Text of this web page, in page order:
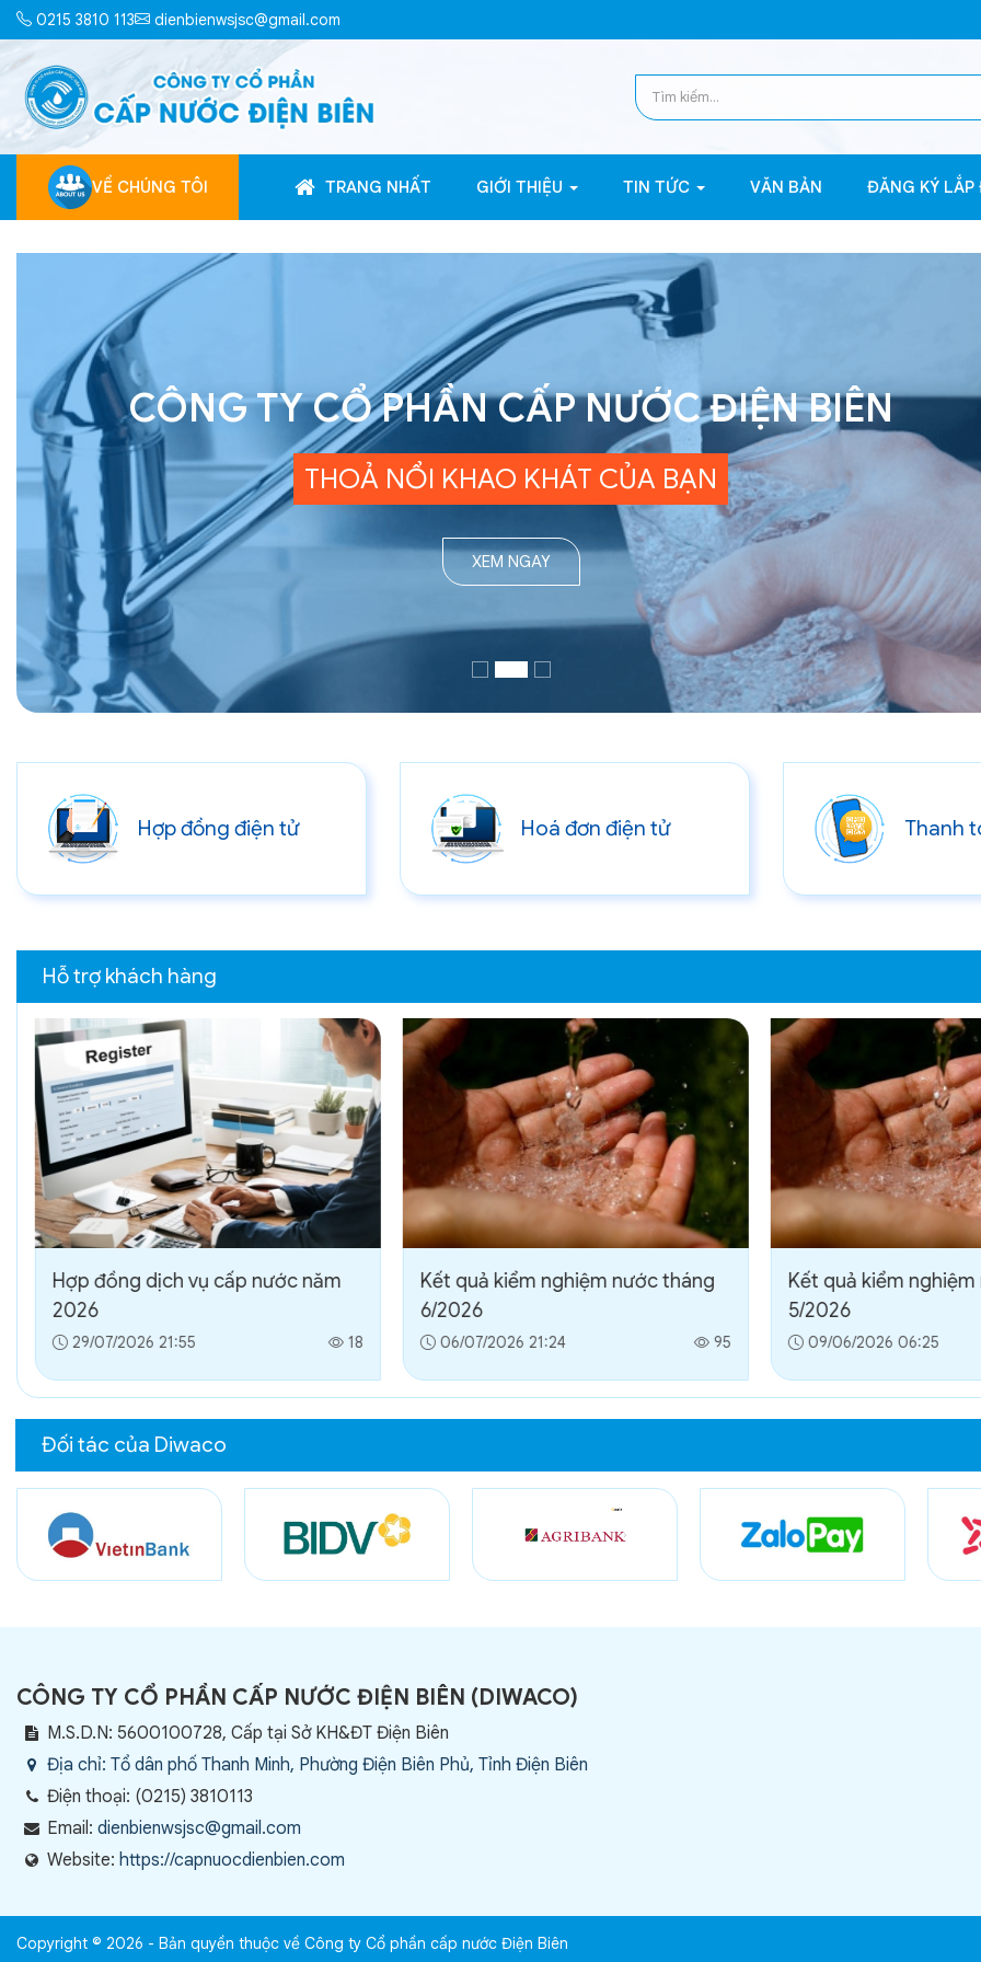
0215 3810 113 dienbienwsjsc@gmail.com
VỀ CHÚNG TÔI TRANG NHẤT GIỚI THIỆU TIN TỨC VĂN BẢN ĐĂNG KÝ LẮP
CÔNG TY CỔ PHẦN CẤP NƯỚC ĐIỆN BIÊN
THOẢ NỔI KHAO KHÁT CỦA BẠN
XEM NGAY
Hợp đồng điện tử Hoá đơn điện tử Thanh
Hỗ trợ khách hàng
Hợp đồng dịch vụ cấp nước năm
2026
29/07/2026 21:55 18
Kết quả kiểm nghiệm nước tháng
6/2026
06/07/2026 21:24 95
Kết quả kiểm
5/2026
09/06/2026 06:25
Đối tác của Diwaco
CÔNG TY CỔ PHẦN CẤP NƯỚC ĐIỆN BIÊN (DIWACO)
M.S.D.N: 5600100728, Cấp tại Sở KH&ĐT Điện Biên
Địa chỉ: Tổ dân phố Thanh Minh, Phường Điện Biên Phủ, Tỉnh Điện Biên
Điện thoại: (0215) 3810113
Email: dienbienwsjsc@gmail.com
Website: https://capnuocdienbien.com
Copyright © 2026 - Bản quyền thuộc về Công ty Cổ phần cấp nước Điện Biên